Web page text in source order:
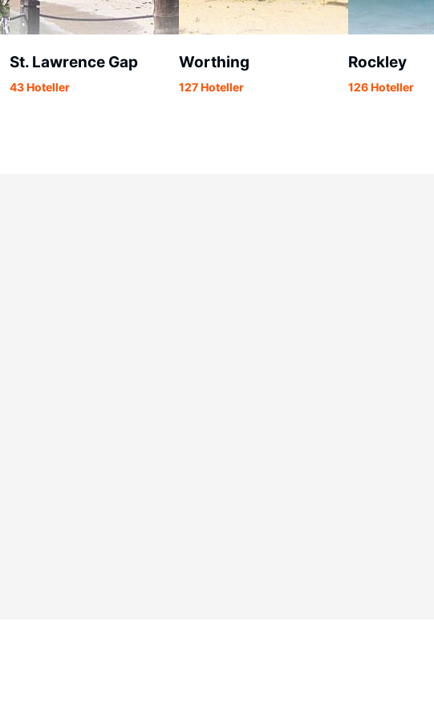
St. Lawrence Gap
43 Hoteller
Worthing
127 Hoteller
Rockley
126 Hoteller